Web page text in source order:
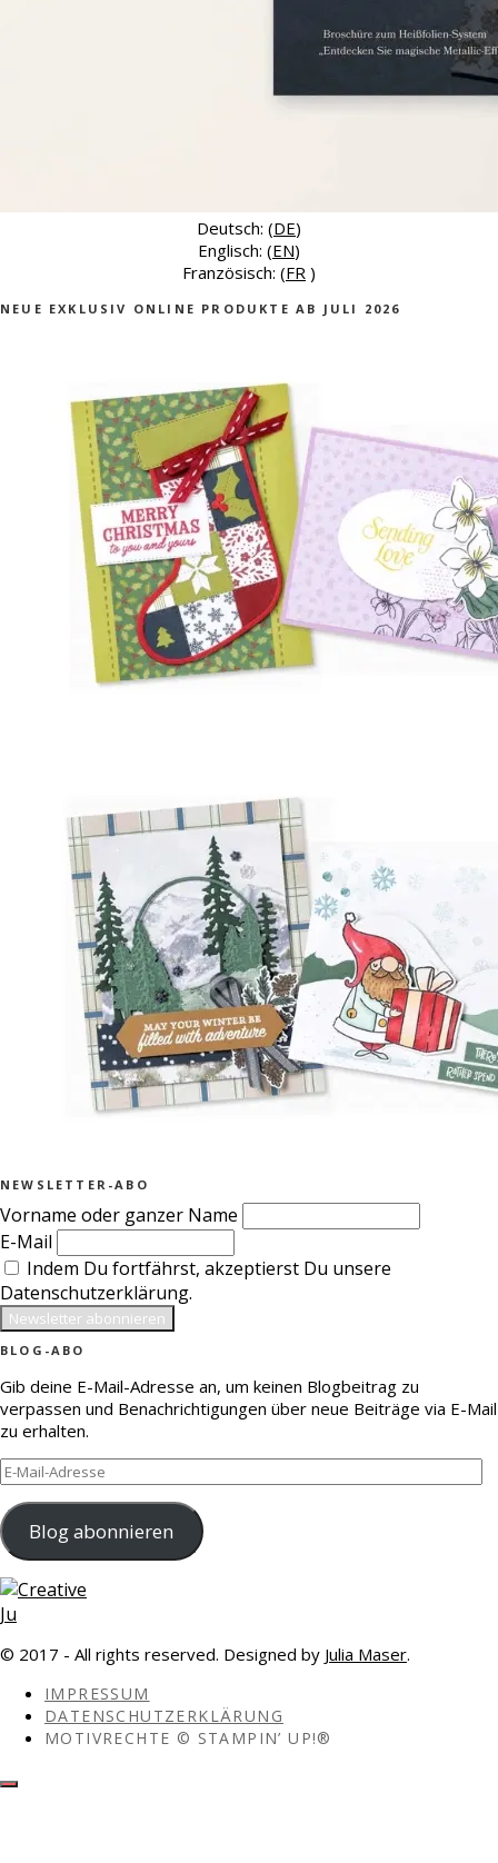
Deutsch: (DE)
Englisch: (EN)
Französisch: (FR )
NEUE EXKLUSIV ONLINE PRODUKTE AB JULI 2026
NEWSLETTER-ABO
Vorname oder ganzer Name
E-Mail
Indem Du fortfährst, akzeptierst Du unsere
Datenschutzerklärung.
BLOG-ABO
Gib deine E-Mail-Adresse an, um keinen Blogbeitrag zu
verpassen und Benachrichtigungen über neue Beiträge via E-Mail
zu erhalten.
E-
Mail-
Adresse
Blog abonnieren
© 2017 - All rights reserved. Designed by Julia Maser.
IMPRESSUM
DATENSCHUTZERKLÄRUNG
MOTIVRECHTE © STAMPIN’ UP!®